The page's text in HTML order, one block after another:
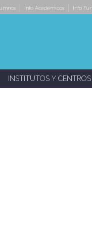
Info Académicos Info
INSTITUTOS Y CENTROS